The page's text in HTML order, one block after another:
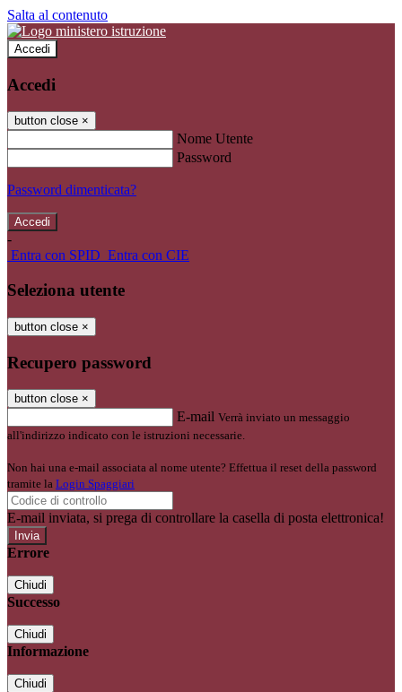
Salta al contenuto
Accedi
Accedi
button close ×
Nome Utente
Password
Password dimenticata?
-
Entra con SPID Entra con CIE
Seleziona utente
button close ×
Recupero password
button close ×
E-mail Verrà inviato un messaggio
all'indirizzo indicato con le istruzioni necessarie.
Non hai una e-mail associata al nome utente? Effettua il reset della password
tramite la Login Spaggiari
E-mail inviata, si prega di controllare la casella di posta elettronica!
Errore
Chiudi
Successo
Chiudi
Informazione
Chiudi